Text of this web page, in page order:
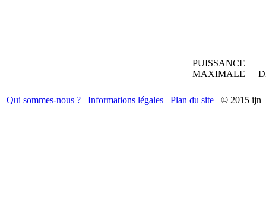
PUISSANCE
MAXIMALE
Qui sommes-nous ? Informations légales Plan du site © 2015 ijn